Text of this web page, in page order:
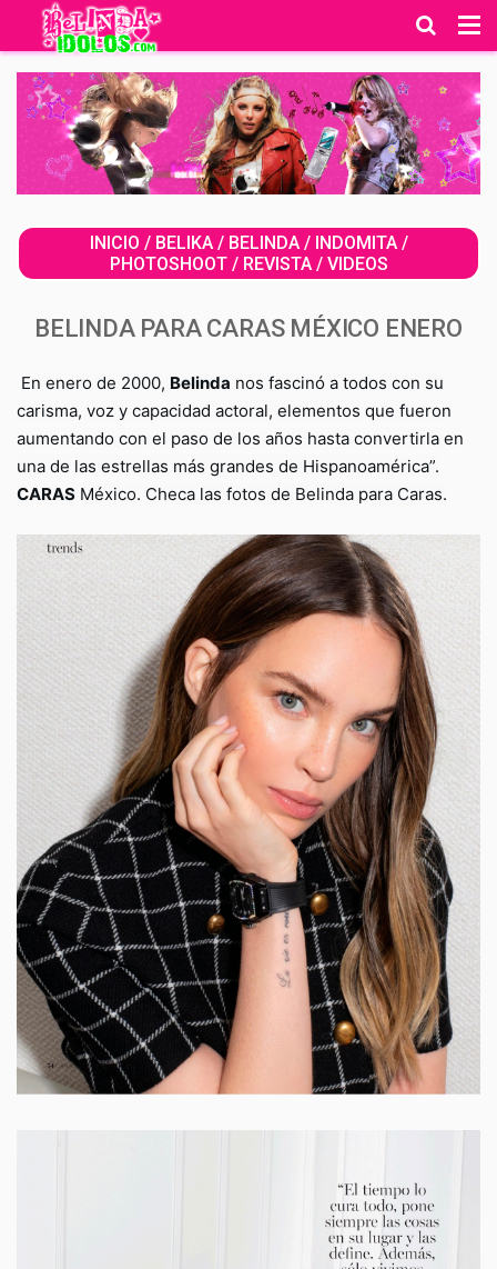
INICIO / BELIKA/ BELINDA/ INDOMITA/
PHOTOSHOOT/ REVISTA/ VIDEOS
BELINDA PARA CARAS MÉXICO ENERO
En enero de 2000, Belinda nos fascinó a todos con su
carisma, voz y capacidad actoral, elementos que fueron
aumentando con el paso de los años hasta convertirla en
una de las estrellas más grandes de Hispanoamérica”.
CARAS México. Checa las fotos de Belinda para Caras.